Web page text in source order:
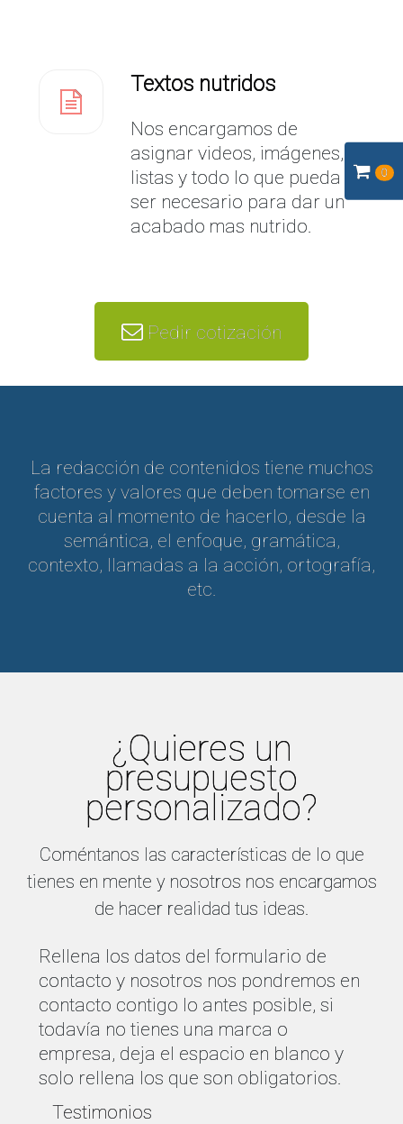
0
Textos nutridos
Nos encargamos de
asignar videos, imágenes,
listas y todo lo que pueda
ser necesario para dar un
acabado mas nutrido.
Pedir cotización
La redacción de contenidos tiene muchos
factores y valores que deben tomarse en
cuenta al momento de hacerlo, desde la
semántica, el enfoque, gramática,
contexto, llamadas a la acción, ortografía,
etc.
¿Quieres un
presupuesto
personalizado?
Coméntanos las características de lo que
tienes en mente y nosotros nos encargamos
de hacer realidad tus ideas.
Rellena los datos del formulario de
contacto y nosotros nos pondremos en
contacto contigo lo antes posible, si
todavía no tienes una marca o
empresa, deja el espacio en blanco y
solo rellena los que son obligatorios.
Testimonios